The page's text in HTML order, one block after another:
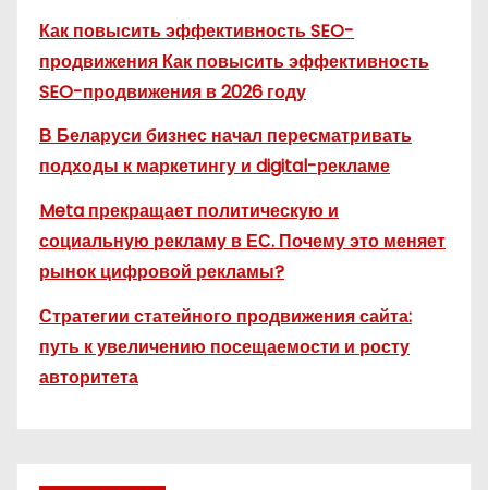
Как повысить эффективность SEO-
продвижения Как повысить эффективность
SEO-продвижения в 2026 году
В Беларуси бизнес начал пересматривать
подходы к маркетингу и digital-рекламе
Meta прекращает политическую и
социальную рекламу в ЕС. Почему это меняет
рынок цифровой рекламы?
Стратегии статейного продвижения сайта:
путь к увеличению посещаемости и росту
авторитета